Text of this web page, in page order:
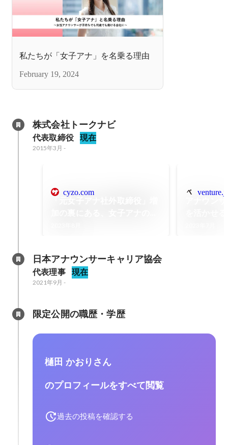
私たちが「女子アナ」を名乗る理由
February 19, 2024
株式会社トークナビ
代表取締役 現在
2015年3月 -
cyzo.com
日本アナウンサーキャリア協会
代表理事 現在
2021年9月 -
限定公開の職歴・学歴
樋田 かおりさん
のプロフィールをすべて閲覧
過去の投稿を確認する